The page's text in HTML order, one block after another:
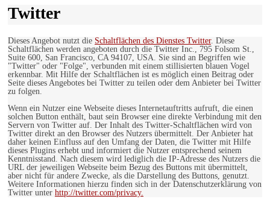
Twitter
Dieses Angebot nutzt die Schaltflächen des Dienstes Twitter. Diese
Schaltflächen werden angeboten durch die Twitter Inc., 795 Folsom St.,
Suite 600, San Francisco, CA 94107, USA. Sie sind an Begriffen wie
"Twitter" oder "Folge", verbunden mit einem stillisierten blauen Vogel
erkennbar. Mit Hilfe der Schaltflächen ist es möglich einen Beitrag oder
Seite dieses Angebotes bei Twitter zu teilen oder dem Anbieter bei Twitter
zu folgen.
Wenn ein Nutzer eine Webseite dieses Internetauftritts aufruft, die einen
solchen Button enthält, baut sein Browser eine direkte Verbindung mit den
Servern von Twitter auf. Der Inhalt des Twitter-Schaltflächen wird von
Twitter direkt an den Browser des Nutzers übermittelt. Der Anbieter hat
daher keinen Einfluss auf den Umfang der Daten, die Twitter mit Hilfe
dieses Plugins erhebt und informiert die Nutzer entsprechend seinem
Kenntnisstand. Nach diesem wird lediglich die IP-Adresse des Nutzers die
URL der jeweiligen Webseite beim Bezug des Buttons mit übermittelt,
aber nicht für andere Zwecke, als die Darstellung des Buttons, genutzt.
Weitere Informationen hierzu finden sich in der Datenschutzerklärung von
Twitter unter http://twitter.com/privacy.